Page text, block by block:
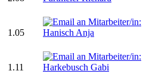
1.05
1.11